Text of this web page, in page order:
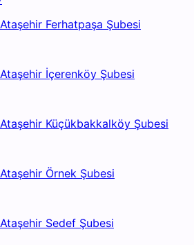
Ferhatpaşa Şubesi
İçerenköy Şubesi
Küçükbakkalköy Şubesi
Örnek Şubesi
Sedef Şubesi